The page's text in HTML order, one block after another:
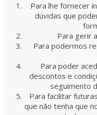
Para lhe fornecer
dúvidas que
Para gerir
Para podermos
Para poder
descontos e
seguimento
Para facilitar
que não tenha que